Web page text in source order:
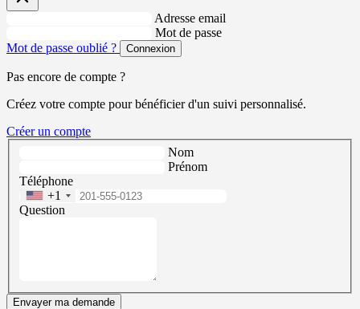
Adresse email
Mot de passe
Mot de passe oublié ?
Connexion
Pas encore de compte ?
Créez votre compte pour bénéficier d'un suivi personnalisé.
Créer un compte
Nom
Prénom
Téléphone
+1
Question
Envayer ma demande